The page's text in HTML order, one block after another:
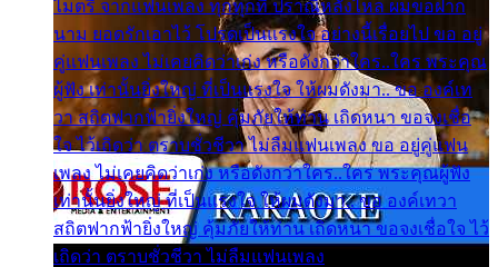
ไมตรี จากแฟนเพลง ทุกทุกที่ ปราณีหลั่งไหล ผมขอฝาก
นาม ยอดรักเอาไว้ โปรดเป็นแรงใจ อย่างนี้เรื่อยไป ขอ อยู่
คู่แฟนเพลง ไม่เคยคิดว่าเก่ง หรือดังกว่าใคร..ใคร พระคุณ
ผู้ฟัง เท่านั้นยิ่งใหญ่ ที่เป็นแรงใจ ให้ผมดังมา.. ขอ องค์เท
วา สถิตฟากฟ้ายิ่งใหญ่ คุ้มภัยให้ท่าน เถิดหนา ขอจงเชื่อ
ใจ ไว้เถิดว่า ตราบชั่วชีวา ไม่ลืมแฟนเพลง ขอ อยู่คู่แฟน
เพลง ไม่เคยคิดว่าเก่ง หรือดังกว่าใคร..ใคร พระคุณผู้ฟัง
เท่านั้นยิ่งใหญ่ ที่เป็นแรงใจ ให้ผมดังมา.. ขอ องค์เทวา
สถิตฟากฟ้ายิ่งใหญ่ คุ้มภัยให้ท่าน เถิดหนา ขอจงเชื่อใจ ไว้
เถิดว่า ตราบชั่วชีวา ไม่ลืมแฟนเพลง